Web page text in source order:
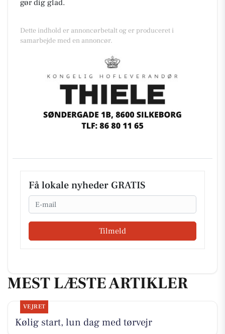
gør dig glad.
Dette indhold er annoncørbetalt og er produceret i
samarbejde med en annoncør.
Få lokale nyheder GRATIS
Email
Tilmeld
MEST LÆSTE ARTIKLER
VEJRET
Kølig start, lun dag med tørvejr